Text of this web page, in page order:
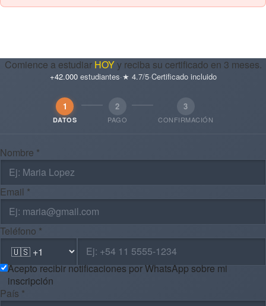
Comience a estudiar HOYy reciba su certificado en 3 meses.
+42.000estudiantes·★ 4.7/5·Certificado incluido
1
DATOS
2
PAGO
3
CONFIRMACIÓN
Nombre *
Email *
Teléfono *
Acepto recibir notificaciones por WhatsApp sobre mi
inscripción
País *